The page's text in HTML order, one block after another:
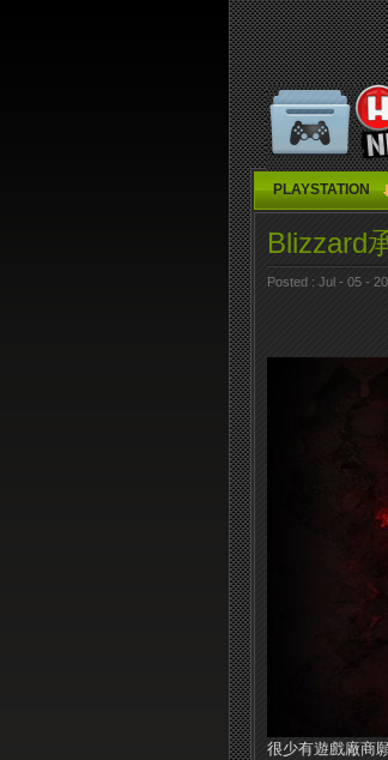
PLAYSTATION
Blizzard
Posted : Jul - 05 -
很少有遊戲廠商